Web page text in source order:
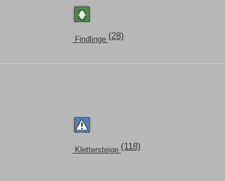
Findlinge (28)
Klettersteige (118)